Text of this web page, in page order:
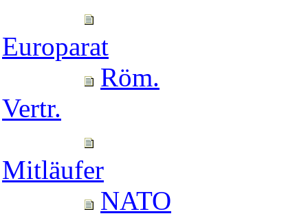
Europarat
Röm.
Vertr.
Mitläufer
NATO